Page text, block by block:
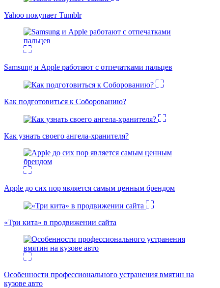
Yahoo покупает Tumblr
Samsung и Apple работают с отпечатками пальцев
Как подготовиться к Соборованию?
Как узнать своего ангела-хранителя?
Apple до сих пор является самым ценным брендом
«Три кита» в продвижении сайта
Особенности профессионального устранения вмятин на
кузове авто